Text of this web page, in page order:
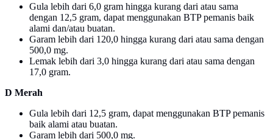
Gula lebih dari 6,0 gram hingga kurang dari atau sama
dengan 12,5 gram, dapat menggunakan BTP pemanis baik
alami dan/atau buatan.
Garam lebih dari 120,0 hingga kurang dari atau sama dengan
500,0 mg.
Lemak lebih dari 3,0 hingga kurang dari atau sama dengan
17,0 gram.
D Merah
Gula lebih dari 12,5 gram, dapat menggunakan BTP pemanis
baik alami atau buatan.
Garam lebih dari 500,0 mg.